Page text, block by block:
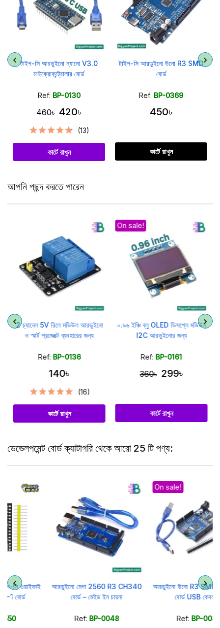
টাইপ-সি আরডুইনো ন্যানো V3.0
মাইক্রোকন্ট্রোলার বোর্ড
Ref: BP-0130
460৳ 420৳
(13)
কার্টে রাখুন
টাইপ-সি আরডুইনো উনো R3 SMD
বোর্ড
Ref: BP-0369
450৳
কার্টে রাখুন
আপনি পছন্দ করতে পারেন
2 চ্যানেল 5V রিলে মডিউল আরডুইনো
ও স্মার্ট প্রজেক্টে ব্যবহারের জন্য
Ref: BP-0136
140৳
(16)
কার্টে রাখুন
On sale!
০.৯৬ ইঞ্চি ব্লু OLED ডিসপ্লে মডিউল
I2C আরডুইনোর জন্য
Ref: BP-0161
360৳ 299৳
কার্টে রাখুন
ডেভেলপমেন্ট বোর্ড ক্যাটাগরি থেকে আরো 25 টি পণ্য:
আরডুইনো মেগা 2560 R3 CH340
বোর্ড – মেইড ইন চায়না
BP-0048
On sale!
আরডুইনো উনো R3 SMD ডেভেলপমেন্ট
বোর্ড USB কেবল সহ
BP-0083